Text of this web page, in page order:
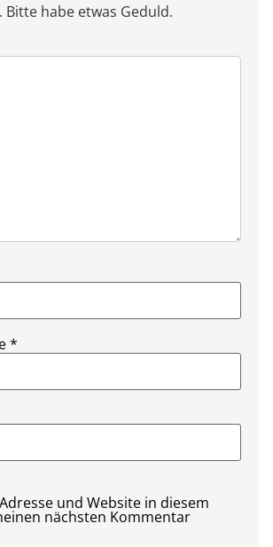
habe etwas Geduld.
*
und Website in diesem
nächsten Kommentar